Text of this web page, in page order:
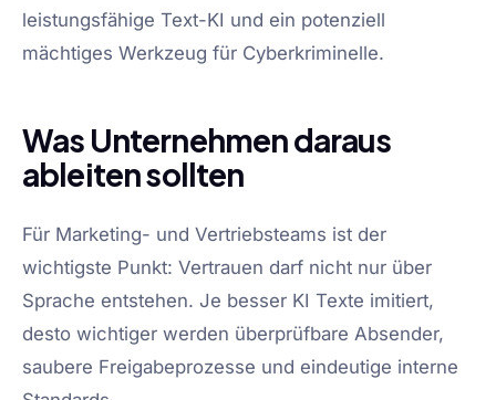
leistungsfähige Text-KI und ein potenziell
mächtiges Werkzeug für Cyberkriminelle.
Was Unternehmen daraus
ableiten sollten
Für Marketing- und Vertriebsteams ist der
wichtigste Punkt: Vertrauen darf nicht nur über
Sprache entstehen. Je besser KI Texte imitiert,
desto wichtiger werden überprüfbare Absender,
saubere Freigabeprozesse und eindeutige interne